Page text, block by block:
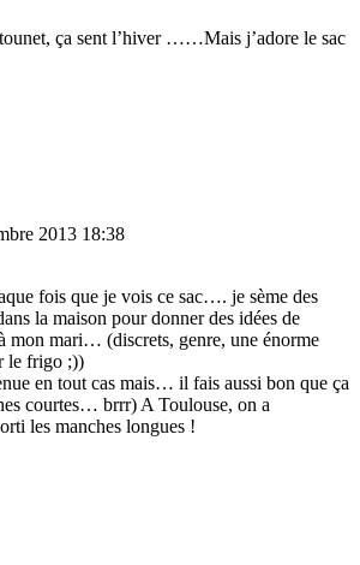
ça sent l’hiver ……Mais j’adore le sac
2013 18:38
fois que je vois ce sac…. je sème des
la maison pour donner des idées de
mon mari… (discrets, genre, une énorme
le frigo ;))
en tout cas mais… il fais aussi bon que ça
courtes… brrr) A Toulouse, on a
les manches longues !